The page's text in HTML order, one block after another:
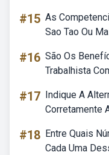
#15 As
Sao Tao Ou
#16 São Os
Trabalhista
#17 Indique A
Corretamente
#18 Entre Quais
Cada Uma